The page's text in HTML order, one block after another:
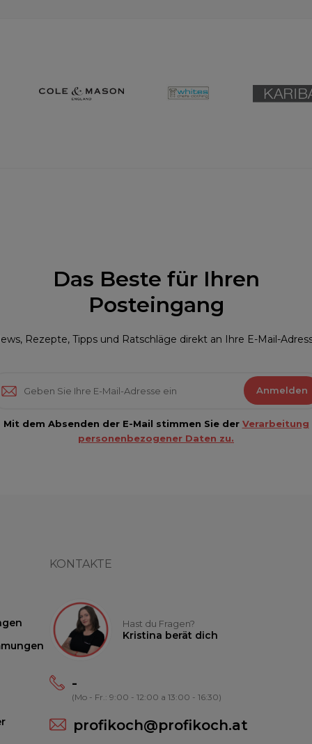
Das Beste für Ihren
Posteingang
Rezepte, Tipps und Ratschläge direkt an Ihre E-Mail-
Anmelden
Mit dem Absenden der E-Mail stimmen Sie der Verarbeitung
personenbezogener Daten zu.
KONTAKTE
Hast du Fragen?
Kristina berät dich
-
(Mo - Fr.: 9:00 - 12:00 a 13:00 - 16:30)
profikoch@profikoch.at